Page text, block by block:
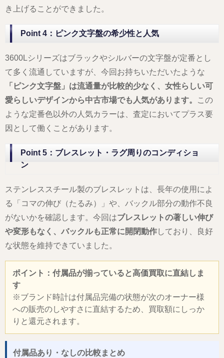
き上げることができました。
Point 4：ピンク文字盤の希少性と人気
3600Lシリーズはブラックやシルバーの文字盤が定番とし
て多く流通していますが、今回お持ちいただいたような
「ピンク文字盤」は流通量が比較的少なく、女性らしい可
愛らしいデザインから中古市場でも人気があります。
この
ような定番色以外の人気カラーは、査定においてプラス要
因として働くことがあります。
Point 5：ブレスレット・ラグ周りのコンディショ
ン
ステンレススチール製のブレスレットは、長年の使用によ
る「コマの伸び（たるみ）」や、バックル部分の動作不良
がないかを確認します。今回はブレスレットの著しい伸び
や変形もなく、バックルも正常に開閉動作しており、良好
な状態を維持できていました。
ポイント：付属品が揃っていると高価買取に直結しま
す
※ブランド時計は付属品完備の状態が次のオーナー様
への販売のしやすさに直結するため、買取額にしっか
りと還元されます。
付属品あり・なしの比較まとめ